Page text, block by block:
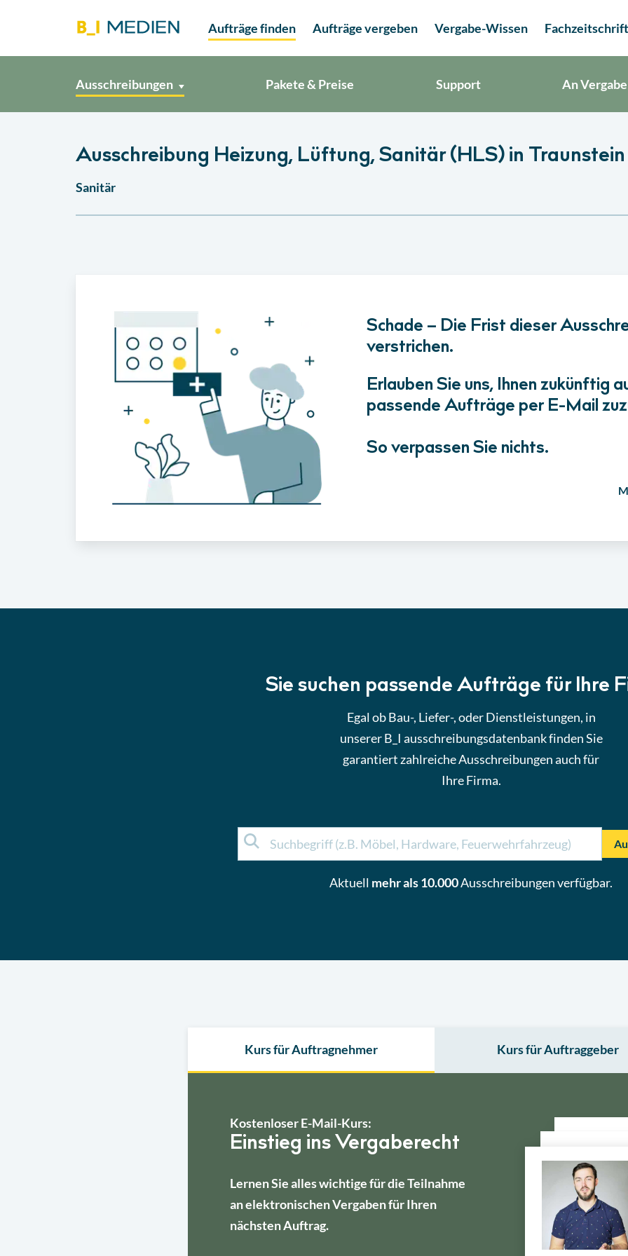
Aufträge finden Aufträge vergeben Vergabe-Wissen
Ausschreibungen Pakete & Preise Support An
Ausschreibung Heizung, Lüftung, Sanitär (HLS) in Traunstein
Sanitär
Schade – Die Frist dieser
verstrichen.
Erlauben Sie uns, Ihnen zukünftig
passende Aufträge per E-Mail
So verpassen Sie nichts.
Sie suchen passende Aufträge für Ihre
Egal ob Bau-, Liefer-, oder Dienstleistungen, in
unserer B_I ausschreibungsdatenbank finden Sie
garantiert zahlreiche Ausschreibungen auch für
Ihre Firma.
Aktuell mehr als 10.000Ausschreibungen verfügbar.
Kurs für Auftragnehmer Kurs für Auftraggeber
Kostenloser E-Mail-Kurs:
Einstieg ins Vergaberecht
Lernen Sie alles wichtige für die Teilnahme
an elektronischen Vergaben für Ihren
nächsten Auftrag.